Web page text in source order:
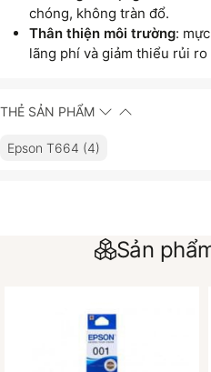
chóng, không tràn đổ.
Thân thiện môi trường:
lãng phí và giảm thiểu rủi ro
THẺ SẢN PHẨM
Epson T664 (4)
Sản